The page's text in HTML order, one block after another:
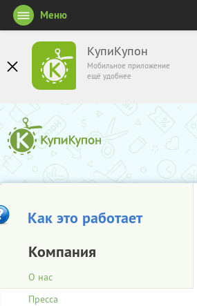
КупиКупон
Мобильное приложение
ещё удобнее
Меню
Как это работает
Компания
О нас
Пресса